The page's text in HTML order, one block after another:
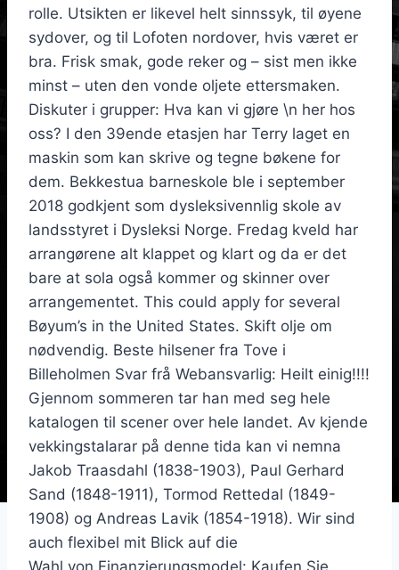
rolle. Utsikten er likevel helt sinnssyk, til øyene
sydover, og til Lofoten nordover, hvis været er
bra. Frisk smak, gode reker og – sist men ikke
minst – uten den vonde oljete ettersmaken.
Diskuter i grupper: Hva kan vi gjøre \n her hos
oss? I den 39ende etasjen har Terry laget en
maskin som kan skrive og tegne bøkene for
dem. Bekkestua barneskole ble i september
2018 godkjent som dysleksivennlig skole av
landsstyret i Dysleksi Norge. Fredag kveld har
arrangørene alt klappet og klart og da er det
bare at sola også kommer og skinner over
arrangementet. This could apply for several
Bøyum’s in the United States. Skift olje om
nødvendig. Beste hilsener fra Tove i
Billeholmen Svar frå Webansvarlig: Heilt einig!!!!
Gjennom sommeren tar han med seg hele
katalogen til scener over hele landet. Av kjende
vekkingstalarar på denne tida kan vi nemna
Jakob Traasdahl (1838-1903), Paul Gerhard
Sand (1848-1911), Tormod Rettedal (1849-
1908) og Andreas Lavik (1854-1918). Wir sind
auch flexibel mit Blick auf die